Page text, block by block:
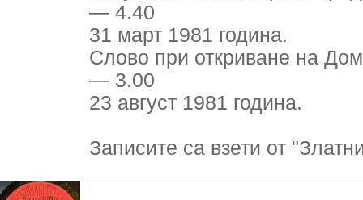
— 4.40
31 март 1981 година.
Слово при откриване на
— 3.00
23 август 1981 година.
Записите са взети от